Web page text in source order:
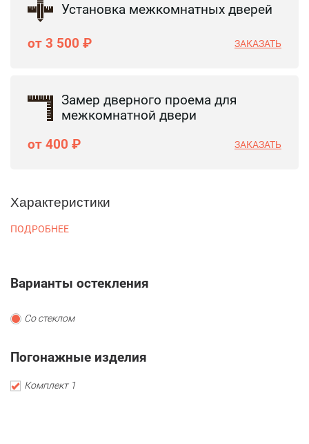
Установка межкомнатных дверей
от 3 500 ₽ ЗАКАЗАТЬ
Замер дверного проема для
межкомнатной двери
от 400 ₽
ЗАКАЗАТЬ
Характеристики
ПОДРОБНЕЕ
Варианты остекления
Со стеклом
Погонажные изделия
Комплект 1